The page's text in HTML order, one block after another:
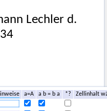
Lechler d.
a=A a b = b a *?
Zellinhalt